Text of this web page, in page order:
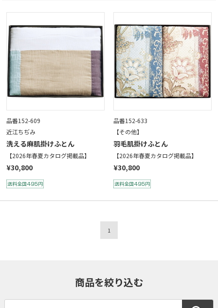
品番152-609
近江ちぢみ
洗える麻肌掛けふとん
【2026年春夏カタログ掲載品】
¥30,800
品番152-633
【その他】
羽毛肌掛けふとん
【2026年春夏カタログ掲載品】
¥30,800
1
商品を絞り込む